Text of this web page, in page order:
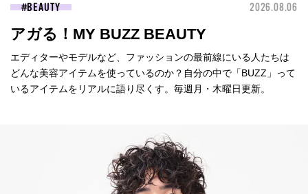
BEAUTY 2026.08.06
アガる！MY BUZZ BEAUTY
エディターやモデルなど、ファッションの最前線にいる人たちは
どんな美容アイテムを使っているのか？自分の中で「BUZZ」って
いるアイテムをリアルに語り尽くす。毎週月・木曜日更新。